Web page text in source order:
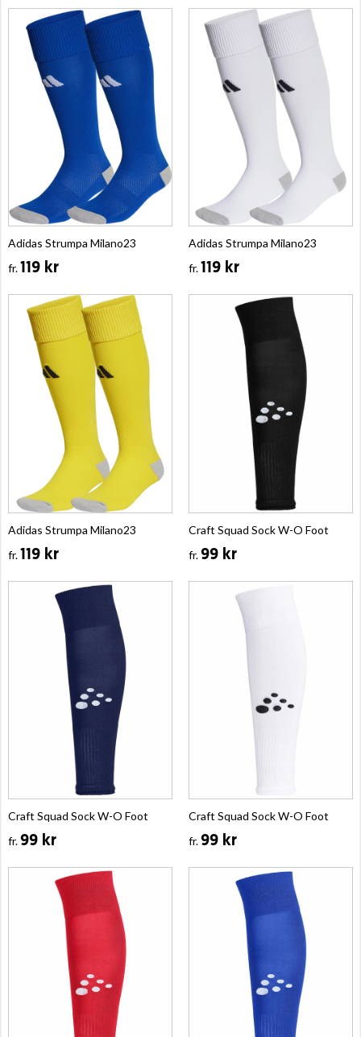
Adidas Strumpa Milano23
fr.119 kr
Adidas Strumpa Milano23
fr.119 kr
Adidas Strumpa Milano23
fr.119 kr
Craft Squad Sock W-O Foot
fr.99 kr
Craft Squad Sock W-O Foot
fr.99 kr
Craft Squad Sock W-O Foot
fr.99 kr